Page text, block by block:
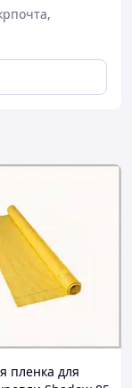
пленка для